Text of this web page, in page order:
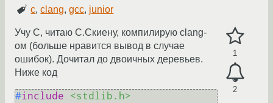
c,clang,gcc, junior
1
2
Учу C, читаю С.Скиену, компилирую clang-
ом (больше нравится вывод в случае
ошибок). Дочитал до двоичных деревьев.
Ниже код
#include
<stdlib.h>